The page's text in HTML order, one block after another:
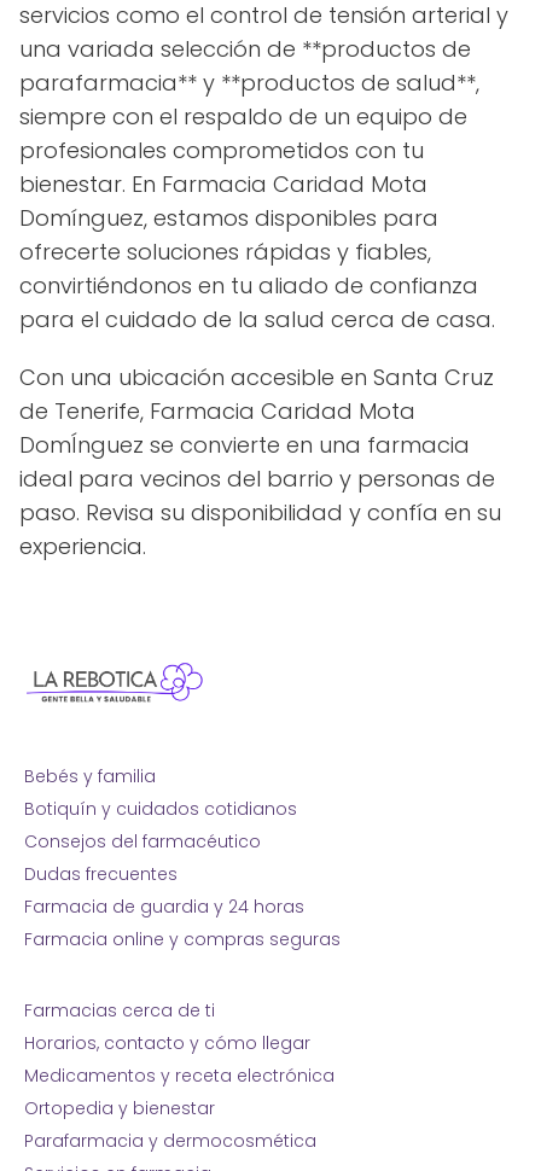
servicios como el control de tensión arterial y
una variada selección de **productos de
parafarmacia** y **productos de salud**,
siempre con el respaldo de un equipo de
profesionales comprometidos con tu
bienestar. En Farmacia Caridad Mota
Domínguez, estamos disponibles para
ofrecerte soluciones rápidas y fiables,
convirtiéndonos en tu aliado de confianza
para el cuidado de la salud cerca de casa.
Con una ubicación accesible en Santa Cruz
de Tenerife, Farmacia Caridad Mota
DomÍnguez se convierte en una farmacia
ideal para vecinos del barrio y personas de
paso. Revisa su disponibilidad y confía en su
experiencia.
Bebés y familia
Botiquín y cuidados cotidianos
Consejos del farmacéutico
Dudas frecuentes
Farmacia de guardia y 24 horas
Farmacia online y compras seguras
Farmacias cerca de ti
Horarios, contacto y cómo llegar
Medicamentos y receta electrónica
Ortopedia y bienestar
Parafarmacia y dermocosmética